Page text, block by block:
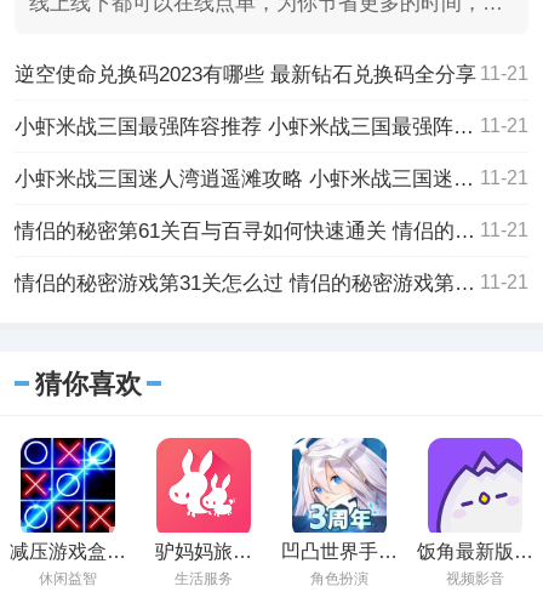
逆空使命兑换码2023有哪些 最新钻石兑换码全分享 11-21
小虾米战三国最强阵容推荐 小虾米战三国最强阵容推荐一览 11-21
小虾米战三国迷人湾逍遥滩攻略 小虾米战三国迷人湾逍遥滩攻略一览 11-21
情侣的秘密第61关百与百寻如何快速通关 情侣的秘密第61关百与百寻快速通关的方法 11-21
情侣的秘密游戏第31关怎么过 情侣的秘密游戏第31关的通关攻略 11-21
猜你喜欢
减压游戏盒子
正版下载
休闲益智
驴妈妈旅游
App下载
生活服务
凹凸世界手游
下载官方正版
角色扮演
饭角最新版下
载
视频影音